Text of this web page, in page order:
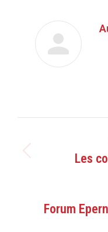
article
Les
Forum